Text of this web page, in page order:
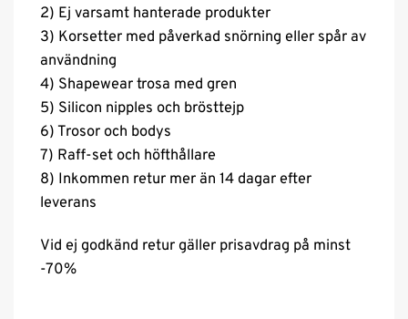
2) Ej varsamt hanterade produkter
3) Korsetter med påverkad snörning eller spår av
användning
4) Shapewear trosa med gren
5) Silicon nipples och brösttejp
6) Trosor och bodys
7) Raff-set och höfthållare
8) Inkommen retur mer än 14 dagar efter
leverans
Vid ej godkänd retur gäller prisavdrag på minst
-70%